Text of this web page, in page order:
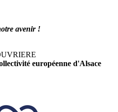
avenir !
européenne d'Alsace